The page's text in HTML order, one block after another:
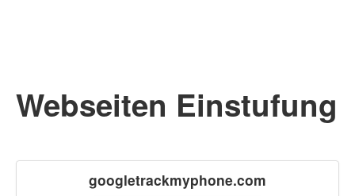
Webseiten Einstufung
googletrackmyphone.com